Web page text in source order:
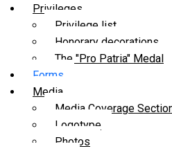
Privileges
Privilege list
Honorary decorations
The "Pro Patria" Medal
Forms
Media
Media Coverage
Logotype
Photos